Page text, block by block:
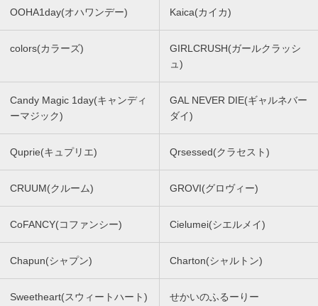
OOHA1day(オハワンデー) Kaica(カイカ)
colors(カラーズ)
GIRLCRUSH(ガールクラッシ
ュ)
Candy Magic 1day(キャンディ
ーマジック)
GAL NEVER DIE(ギャルネバー
ダイ)
Quprie(キュプリエ) Qrsessed(クラセスト)
CRUUM(クルーム) GROVI(グロヴィー)
CoFANCY(コファンシー) Cielumei(シエルメイ)
Chapun(シャプン) Charton(シャルトン)
Sweetheart(スウィートハート) せかいのふるーりー